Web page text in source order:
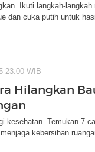
Ikuti langkah-
dan cuka putih untuk
23:00 WIB
Hilangkan
kesehatan. Temukan 7
kebersihan